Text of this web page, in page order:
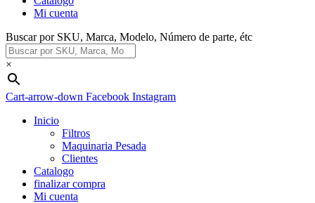
Mi cuenta
Buscar por SKU, Marca, Modelo, Número de parte, étc
×
Cart-arrow-down Facebook Instagram
Inicio
Filtros
Maquinaria Pesada
Clientes
Catalogo
finalizar compra
Mi cuenta